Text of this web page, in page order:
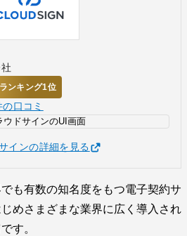
ンキング1位
口コミ
インの詳細を見る
も有数の知名度をもつ電子契約サ
めさまざまな業界に広く導入され
す。